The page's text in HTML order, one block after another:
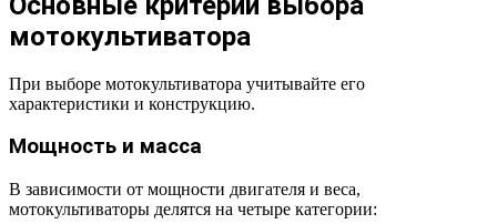
мотокультиватора
При выборе мотокультиватора учитывайте его
характеристики и конструкцию.
Мощность и масса
В зависимости от мощности двигателя и веса,
мотокультиваторы делятся на четыре категории: